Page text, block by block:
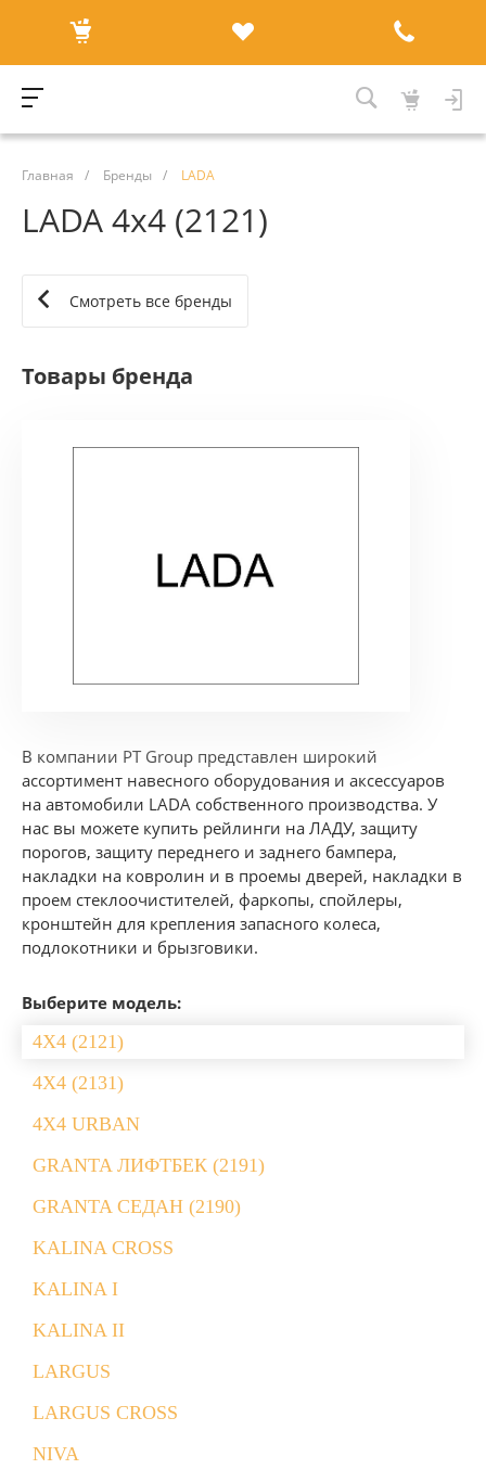
Главная / Бренды / LADA
LADA 4x4 (2121)
Смотреть все бренды
Товары бренда
В компании PT Group представлен широкий
ассортимент навесного оборудования и аксессуаров
на автомобили LADA собственного производства. У
нас вы можете купить рейлинги на ЛАДУ, защиту
порогов, защиту переднего и заднего бампера,
накладки на ковролин и в проемы дверей, накладки в
проем стеклоочистителей, фаркопы, спойлеры,
кронштейн для крепления запасного колеса,
подлокотники и брызговики.
Выберите модель:
4X4 (2121)
4X4 (2131)
4X4 URBAN
GRANTA ЛИФТБЕК (2191)
GRANTA СЕДАН (2190)
KALINA CROSS
KALINA I
KALINA II
LARGUS
LARGUS CROSS
NIVA